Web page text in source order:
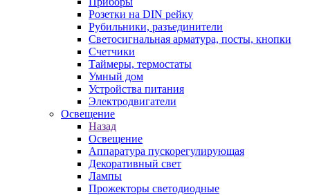
Розетки на DIN рейку
Рубильники, разъединители
Светосигнальная арматура, посты, кнопки
Счетчики
Таймеры, термостаты
Умный дом
Устройства питания
Электродвигатели
Освещение
Назад
Освещение
Аппаратура пускорегулирующая
Декоративный свет
Лампы
Прожекторы светодиодные